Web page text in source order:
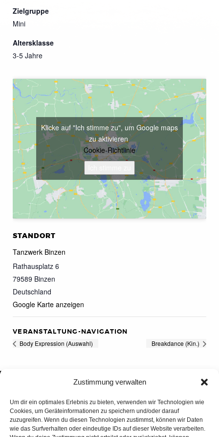
Zustimmung verwalten
Um dir ein optimales Erlebnis zu bieten, verwenden wir Technologien wie
Cookies, um Geräteinformationen zu speichern und/oder darauf
zuzugreifen. Wenn du diesen Technologien zustimmst, können wir Daten
wie das Surfverhalten oder eindeutige IDs auf dieser Website verarbeiten.
Zielgruppe
Mini
Altersklasse
3-5 Jahre
STANDORT
Tanzwerk Binzen
Rathausplatz 6
79589 Binzen
Deutschland
Google Karte anzeigen
Klicke auf "Ich stimme zu", um Google maps
zu aktivieren
Cookie-Richtlinie
VERANSTALTUNG-NAVIGATION
Body Expression (Auswahl) Breakdance (Kin.)